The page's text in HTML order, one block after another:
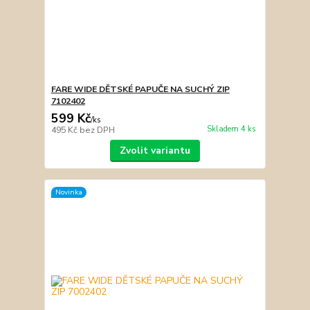
FARE WIDE DĚTSKÉ PAPUČE NA SUCHÝ ZIP
7102402
599 Kč/ks
495 Kč bez DPH Skladem 4 ks
Zvolit variantu
Novinka